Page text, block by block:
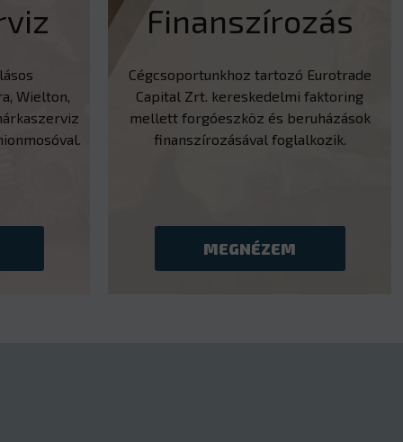
Wielton,
Finanszírozás
Cégcsoportunkhoz tartozó Eurotrade
Capital Zrt. kereskedelmi faktoring
mellett forgóeszköz és beruházások
finanszírozásával foglalkozik.
MEGNÉZEM